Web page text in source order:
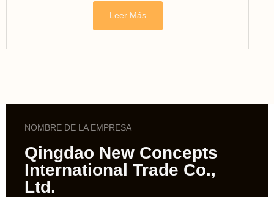
Leer Más
NOMBRE DE LA EMPRESA
Qingdao New Concepts
International Trade Co.,
Ltd.